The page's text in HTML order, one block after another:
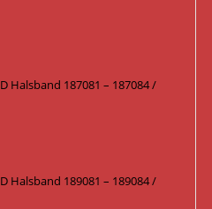
Halsband 187081 – 187084 /
Halsband 189081 – 189084 /